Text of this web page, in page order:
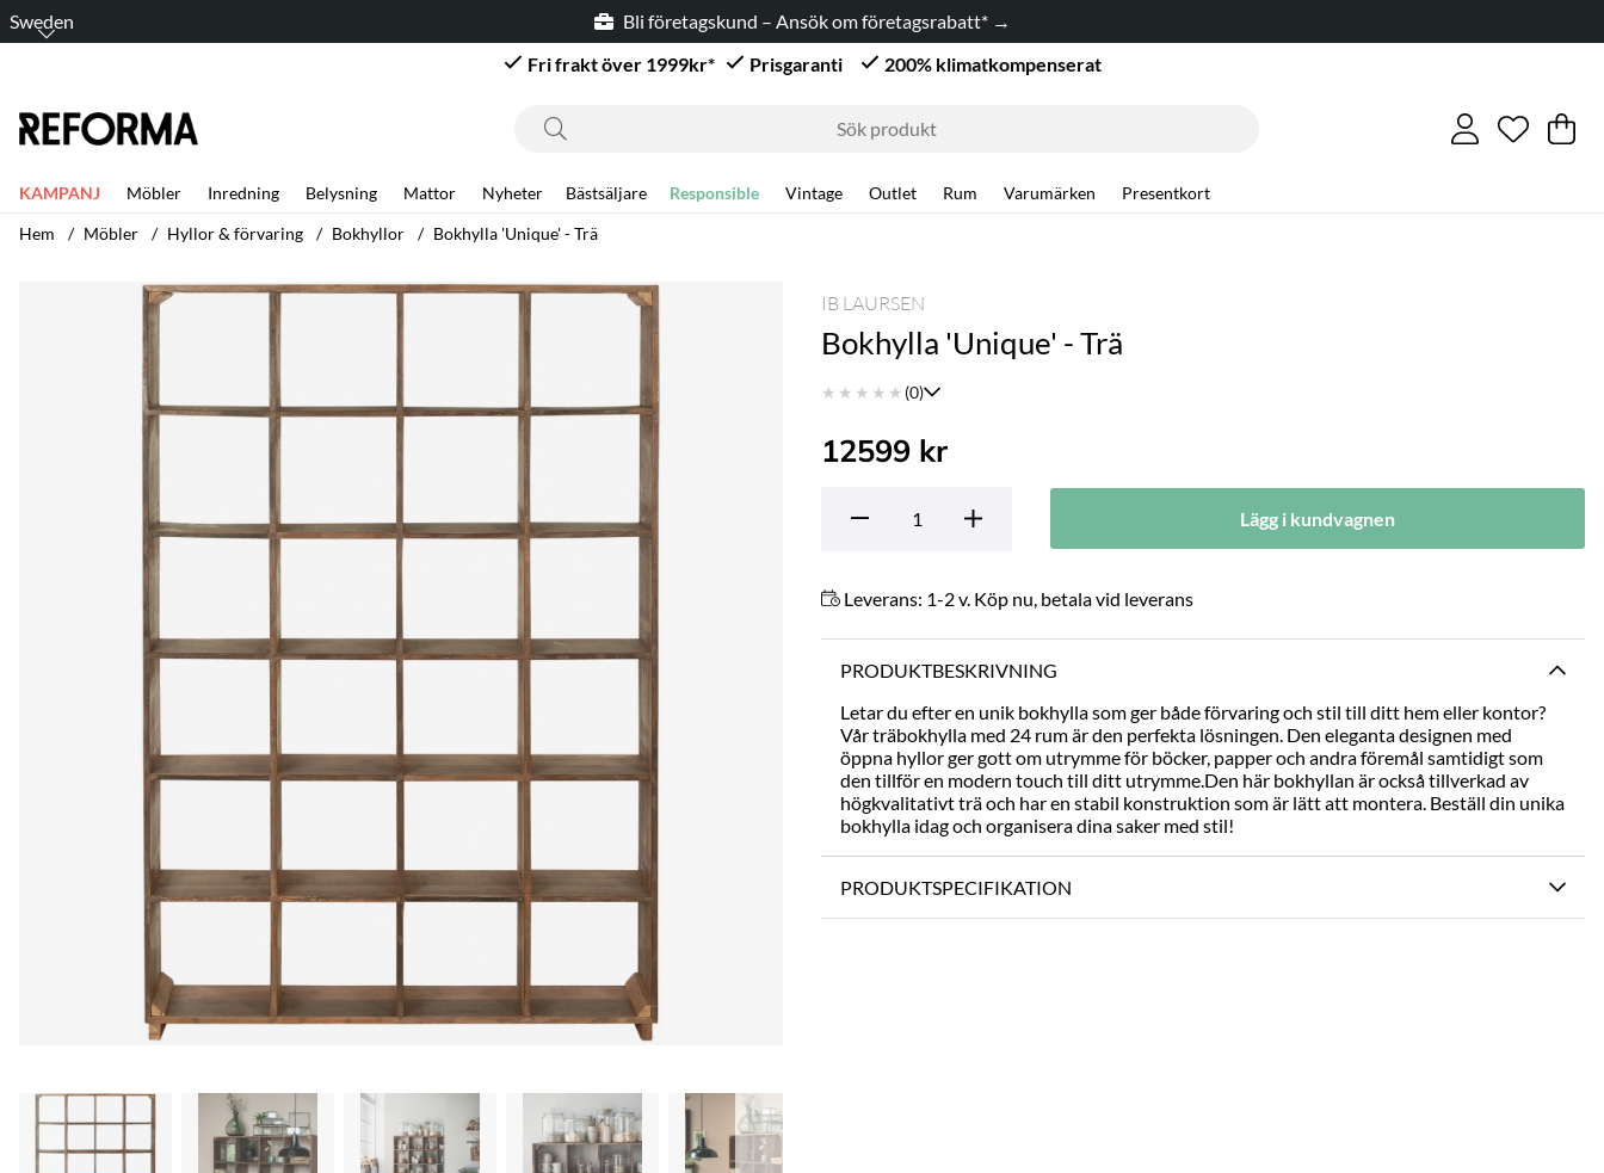
Sweden
Bli företagskund – Ansök om företagsrabatt* →
Fri frakt över 1999kr*
Prisgaranti 200% klimatkompenserat
Antal i
. .
KAMPANJ Möbler Inredning Belysning Mattor Nyheter Bästsäljare Responsible Vintage Outlet Rum Varumärken
Presentkort
Hem
Möbler Hyllor & förvaring Bokhyllor Bokhylla 'Unique' - Trä
Produktbilder Bokhylla 'Unique' - Trä IB LAURSEN
Bokhylla 'Unique' - Trä
★ ★ ★ ★ ★ (0)
12599 kr
Lägg i kundvagnen
Leverans: 1-2 v. Köp nu, betala vid leverans
PRODUKTBESKRIVNING
Letar du efter en unik bokhylla som ger både förvaring och stil till ditt hem eller kontor?
Vår träbokhylla med 24 rum är den perfekta lösningen. Den eleganta designen med
öppna hyllor ger gott om utrymme för böcker, papper och andra föremål samtidigt som
den tillför en modern touch till ditt utrymme.Den här bokhyllan är också tillverkad av
högkvalitativt trä och har en stabil konstruktion som är lätt att montera. Beställ din unika
bokhylla idag och organisera dina saker med stil!
PRODUKTSPECIFIKATION